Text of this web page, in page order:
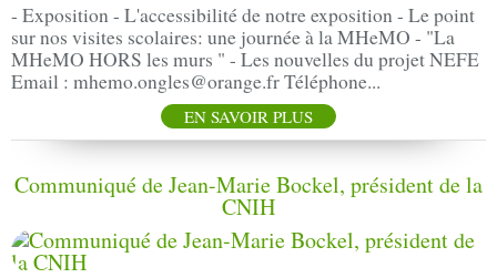
- Exposition - L'accessibilité de notre exposition - Le point
sur nos visites scolaires: une journée à la MHeMO - "La
MHeMO HORS les murs " - Les nouvelles du projet NEFE
Email : mhemo.ongles@orange.fr Téléphone...
EN SAVOIR PLUS
Communiqué de Jean-Marie Bockel, président de la
CNIH